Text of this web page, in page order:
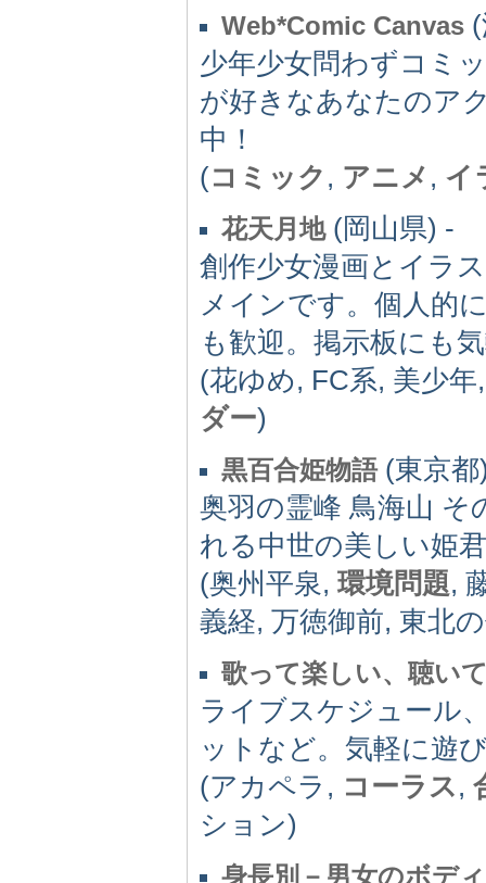
Web*Comic Canvas
少年少女問わずコミ
が好きなあなたのア
中！
(コミック , アニメ , イ
花天月地(岡山県) -
創作少女漫画とイラ
メインです。個人的
も歓迎。掲示板にも
(花ゆめ, FC系, 美少
ダー)
黒百合姫物語(東京都
奥羽の霊峰 鳥海山 そ
れる中世の美しい姫
(奥州平泉, 環境問題,
義経, 万徳御前, 東北
歌って楽しい、聴い
ライブスケジュール
ットなど。気軽に遊
(アカペラ, コーラス,
ション)
身長別－男女のボデ